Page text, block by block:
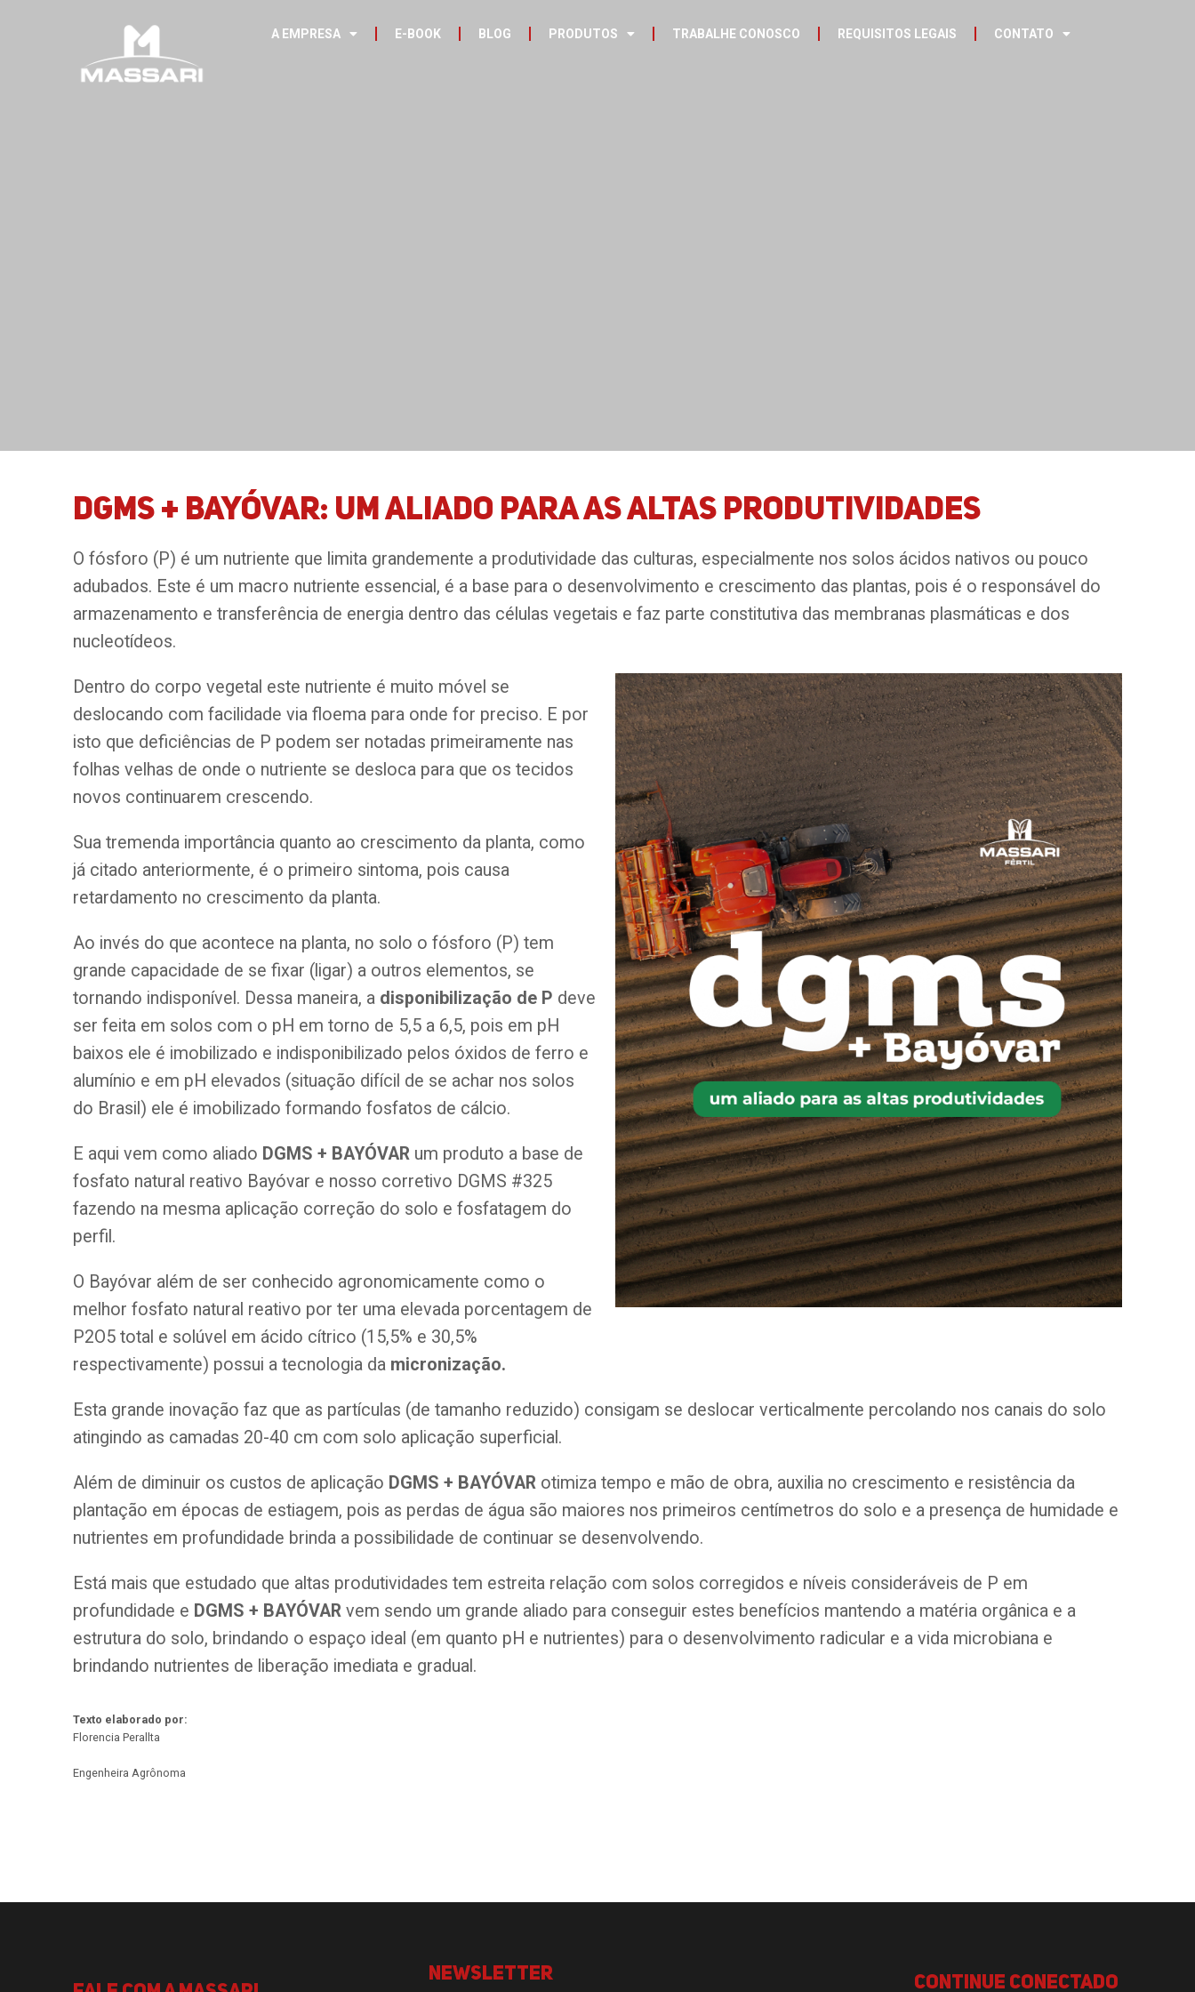
A EMPRESA E-BOOK BLOG PRODUTOS TRABALHE CONOSCO REQUISITOS LEGAIS CONTATO
DGMS + BAYÓVAR: um aliado para as altas produtividades
O fósforo (P) é um nutriente que limita grandemente a produtividade das culturas, especialmente nos solos ácidos nativos ou pouco
adubados. Este é um macro nutriente essencial, é a base para o desenvolvimento e crescimento das plantas, pois é o responsável do
armazenamento e transferência de energia dentro das células vegetais e faz parte constitutiva das membranas plasmáticas e dos
nucleotídeos.
Dentro do corpo vegetal este nutriente é muito móvel se
deslocando com facilidade via floema para onde for preciso. E por
isto que deficiências de P podem ser notadas primeiramente nas
folhas velhas de onde o nutriente se desloca para que os tecidos
novos continuarem crescendo.
Sua tremenda importância quanto ao crescimento da planta, como
já citado anteriormente, é o primeiro sintoma, pois causa
retardamento no crescimento da planta.
Ao invés do que acontece na planta, no solo o fósforo (P) tem
grande capacidade de se fixar (ligar) a outros elementos, se
tornando indisponível. Dessa maneira, a disponibilização de P deve
ser feita em solos com o pH em torno de 5,5 a 6,5, pois em pH
baixos ele é imobilizado e indisponibilizado pelos óxidos de ferro e
alumínio e em pH elevados (situação difícil de se achar nos solos
do Brasil) ele é imobilizado formando fosfatos de cálcio.
E aqui vem como aliado DGMS + BAYÓVAR um produto a base de
fosfato natural reativo Bayóvar e nosso corretivo DGMS #325
fazendo na mesma aplicação correção do solo e fosfatagem do
perfil.
O Bayóvar além de ser conhecido agronomicamente como o
melhor fosfato natural reativo por ter uma elevada porcentagem de
P2O5 total e solúvel em ácido cítrico (15,5% e 30,5%
respectivamente) possui a tecnologia da micronização.
Esta grande inovação faz que as partículas (de tamanho reduzido) consigam se deslocar verticalmente percolando nos canais do solo
atingindo as camadas 20-40 cm com solo aplicação superficial.
Além de diminuir os custos de aplicação DGMS + BAYÓVAR otimiza tempo e mão de obra, auxilia no crescimento e resistência da
plantação em épocas de estiagem, pois as perdas de água são maiores nos primeiros centímetros do solo e a presença de humidade e
nutrientes em profundidade brinda a possibilidade de continuar se desenvolvendo.
Está mais que estudado que altas produtividades tem estreita relação com solos corregidos e níveis consideráveis de P em
profundidade e DGMS + BAYÓVAR vem sendo um grande aliado para conseguir estes benefícios mantendo a matéria orgânica e a
estrutura do solo, brindando o espaço ideal (em quanto pH e nutrientes) para o desenvolvimento radicular e a vida microbiana e
brindando nutrientes de liberação imediata e gradual.
Texto elaborado por:
Florencia Perallta
Engenheira Agrônoma
Newsletter continue conectado